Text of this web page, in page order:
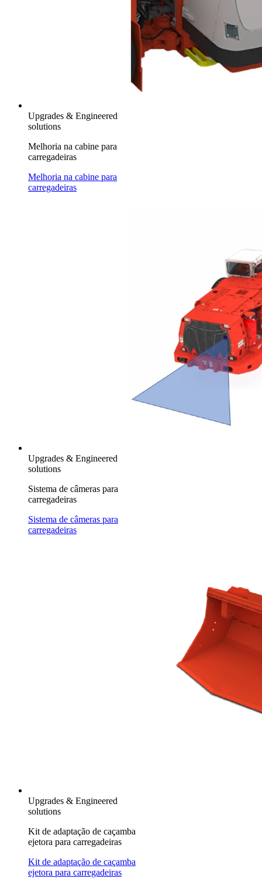
Upgrades & Engineered
solutions
Melhoria na cabine para
carregadeiras
Melhoria na cabine para
carregadeiras
Upgrades & Engineered
solutions
Sistema de câmeras para
carregadeiras
Sistema de câmeras para
carregadeiras
Upgrades & Engineered
solutions
Kit de adaptação de caçamba
ejetora para carregadeiras
Kit de adaptação de caçamba
ejetora para carregadeiras